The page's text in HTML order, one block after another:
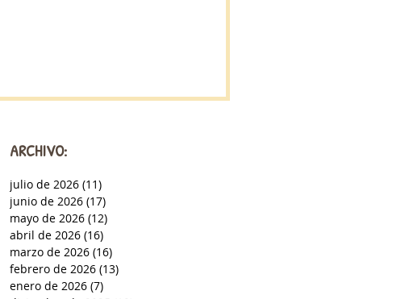
ARCHIVO:
julio de 2026 (11)
junio de 2026 (17)
mayo de 2026 (12)
abril de 2026 (16)
marzo de 2026 (16)
febrero de 2026 (13)
enero de 2026 (7)